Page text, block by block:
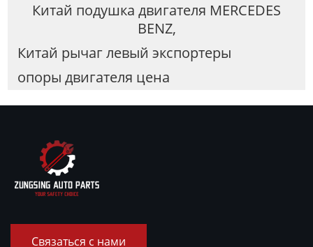
Китай подушка двигателя MERCEDES
BENZ,
Китай рычаг левый экспортеры
опоры двигателя цена
Связаться с нами